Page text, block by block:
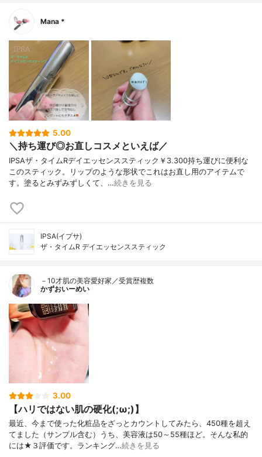
Mana *
5.00
＼持ち運び◎お直しコスメといえば／
IPSAザ・タイムRデイエッセンススティック￥3.300持ち運びに便利な
このスティック。リップのような形状でこれはお直し用のアイテムで
す。塗るとみずみずしくて、…続きを見る
IPSA(イプサ)
ザ・タイムR デイエッセンススティック
－10才肌の美容愛好家／受賞歴複数
かずおいーめい
3.00
【ハリではない肌の硬化(;ω;)】
最近、今まで使った化粧品をざっとカウントしてみたら、450種を超え
てました（サンプル含む）うち、美容液は50～55種ほど。そんな私的
には★３評価です。ランキング…続きを見る